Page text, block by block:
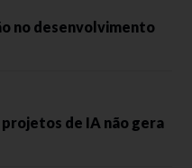
no desenvolvimento
de IA não gera